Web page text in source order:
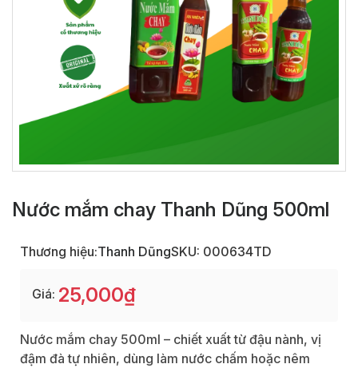
Nước mắm chay Thanh Dũng 500ml
Thương hiệu:Thanh DũngSKU: 000634TD
Giá: 25,000₫
Nước mắm chay 500ml – chiết xuất từ đậu nành, vị
đậm đà tự nhiên, dùng làm nước chấm hoặc nêm